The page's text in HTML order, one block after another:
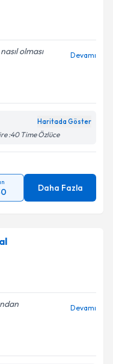
olması
Devamı
Haritada Göster
:40 Time Özlüce
Daha Fazla
Devamı